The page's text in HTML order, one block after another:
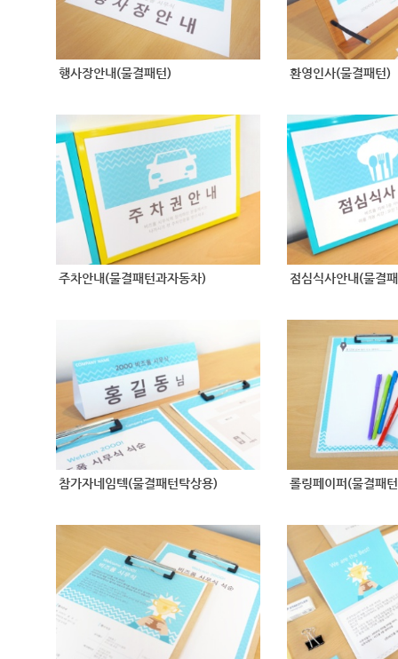
행사장안내(물결패턴) 환영인사(물결패턴)
주차안내(물결패턴과자동차) 점심식사안내(물결
참가자네임텍(물결패턴탁상용) 롤링페이퍼(물결패